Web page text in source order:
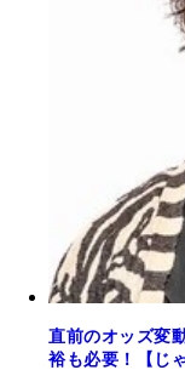
直前のオッズ変
裕も必要！【じ